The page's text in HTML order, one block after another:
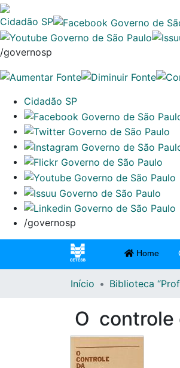
Cidadão SP
/governosp
Cidadão SP
/governosp
Home
Início Biblioteca
O controle